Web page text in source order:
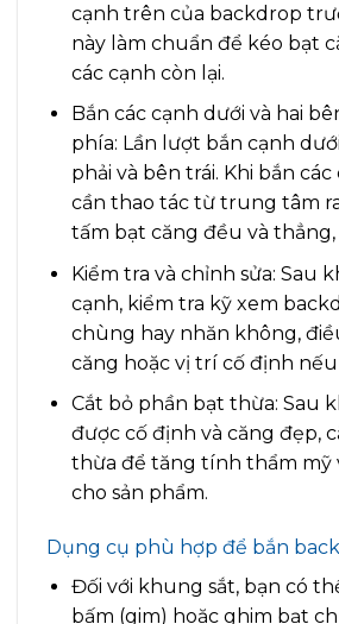
cạnh trên của backdrop
này làm chuẩn để kéo bạt
các cạnh còn lại.
Bắn các cạnh dưới và hai
phía: Lần lượt bắn cạnh
phải và bên trái. Khi bắn các
cần thao tác từ trung tâm
tấm bạt căng đều và
Kiểm tra và chỉnh sửa: Sau
cạnh, kiểm tra kỹ xem
chùng hay nhăn không,
căng hoặc vị trí cố định nếu
Cắt bỏ phần bạt thừa: Sau
được cố định và căng đẹp,
thừa để tăng tính thẩm mỹ
cho sản phẩm.
Dụng cụ phù hợp để bắn
Đối với khung sắt, bạn có
bấm (gim) hoặc ghim bạt